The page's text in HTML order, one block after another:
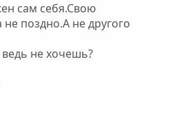
сам себя.Свою
поздно.А не другого
не хочешь?